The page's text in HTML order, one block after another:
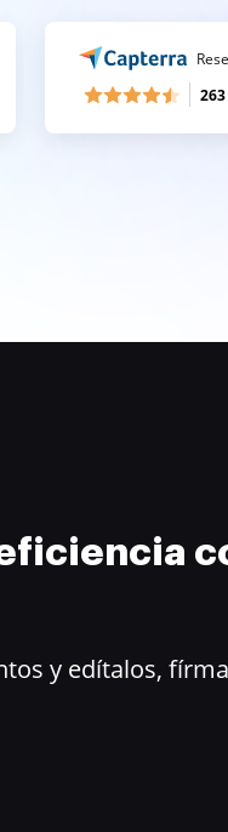
y edítalos,